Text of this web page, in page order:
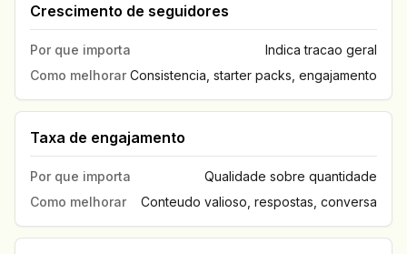
Crescimento de seguidores
Por que importa
Indica tracao geral
Como melhorar Consistencia, starter packs, engajamento
Taxa de engajamento
Por que importa
Qualidade sobre quantidade
Como melhorar
Conteudo valioso, respostas, conversa